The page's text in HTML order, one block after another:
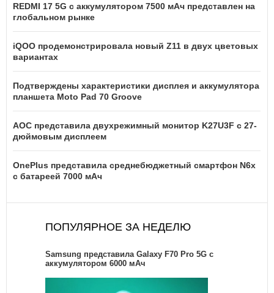
REDMI 17 5G c аккумулятором 7500 мАч представлен на
глобальном рынке
iQOO продемонстрировала новый Z11 в двух цветовых
вариантах
Подтверждены характеристики дисплея и аккумулятора
планшета Moto Pad 70 Groove
AOC представила двухрежимный монитор K27U3F с 27-
дюймовым дисплеем
OnePlus представила среднебюджетный смартфон N6x
с батареей 7000 мАч
ПОПУЛЯРНОЕ ЗА НЕДЕЛЮ
Samsung представила Galaxy F70 Pro 5G с
аккумулятором 6000 мАч